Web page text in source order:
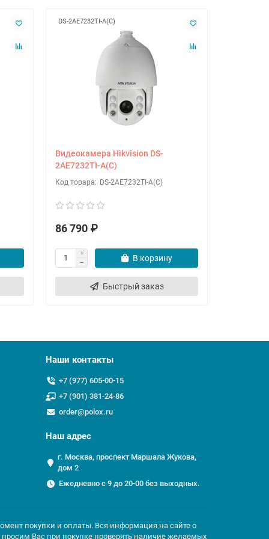
DS-2AE7232TI-A(C)
Видеокамера Hikvision DS-
2AE7232TI-A(C)
DS-2AE7232TI-A(C)
86 790 ₽
В корзину
Быстрый заказ
Наши контакты
+7 (977) 605-00-15
+7 (901) 381-24-86
order@polox.ru
Наш адрес
г. Москва, проспект Маршала Жукова,
дом 2
Ежедневно с 9 до 20-00 без выходных.
покупки и оплаты. Вся информация на сайте о
просим Вас при покупке проверять наличие желаемых